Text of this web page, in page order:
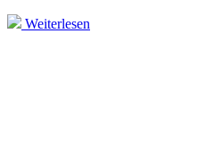
Weiterlesen